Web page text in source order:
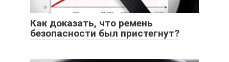
Как доказать, что ремень
безопасности был пристегнут?